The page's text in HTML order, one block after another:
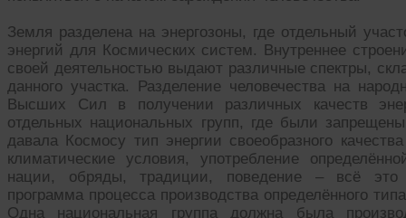
Земля разделена на энергозоны, где отдельный
энергий для Космических систем. Внутреннее
своей деятельностью выдают различные спектры,
данного участка. Разделение человечества на
Высших Сил в получении различных качеств
отдельных национальных групп, где были
давала Космосу тип энергии своеобразного
климатические условия, употребление
нации, обряды, традиции, поведение – всё это
программа процесса производства определённого
Одна национальная группа должна была